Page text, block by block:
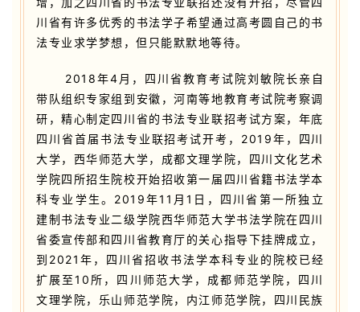
川省有许多优秀的书法学子希望通过高考圆自己的书
法专业求学梦想，但只能默默地等待。
2018年4月，四川省教育考试院刘敏院长亲自
带队组织专家组到安徽，河南等地教育考试院考察调
研，精心制定四川省的书法专业联招考试方案，年底
四川省首届书法专业联招考试开考，2019年，四川
大学，西华师范大学，成都文理学院，四川文化艺术
学院四所招生院校开始招收第一届四川省籍书法学本
科专业学生。2019年11月1日，四川省第一所独立
建制书法专业二级学院西华师范大学书法学院在四川
省委宣传部和四川省教育厅的关心指导下挂牌成立，
到2021年，四川省招收书法学本科专业的院校已经
扩展至10所，四川师范大学，成都师范学院，四川
文理学院，乐山师范学院，内江师范学院，四川民族